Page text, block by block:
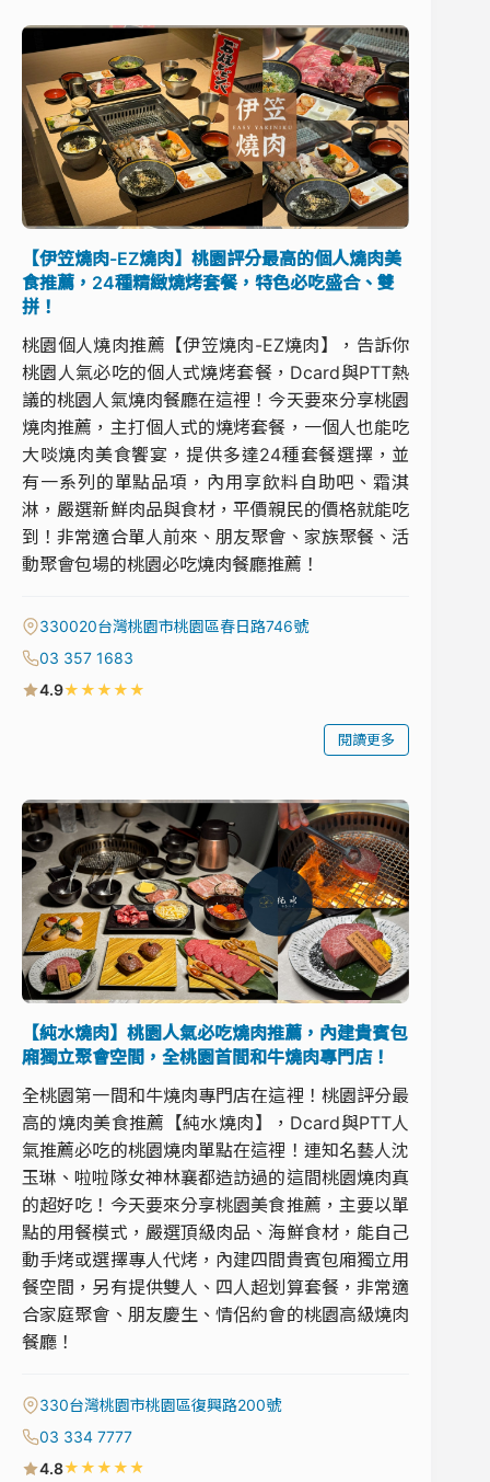
【伊笠燒肉-EZ燒肉】桃園評分最高的個人燒肉美
食推薦，24種精緻燒烤套餐，特色必吃盛合、雙
拼！
桃園個人燒肉推薦【伊笠燒肉-EZ燒肉】，告訴你
桃園人氣必吃的個人式燒烤套餐，Dcard與PTT熱
議的桃園人氣燒肉餐廳在這裡！今天要來分享桃園
燒肉推薦，主打個人式的燒烤套餐，一個人也能吃
大啖燒肉美食饗宴，提供多達24種套餐選擇，並
有一系列的單點品項，內用享飲料自助吧、霜淇
淋，嚴選新鮮肉品與食材，平價親民的價格就能吃
到！非常適合單人前來、朋友聚會、家族聚餐、活
動聚會包場的桃園必吃燒肉餐廳推薦！
330020台灣桃園市桃園區春日路746號
03 357 1683
4.9★★★★★
閱讀更多
【純水燒肉】桃園人氣必吃燒肉推薦，內建貴賓包
廂獨立聚會空間，全桃園首間和牛燒肉專門店！
全桃園第一間和牛燒肉專門店在這裡！桃園評分最
高的燒肉美食推薦【純水燒肉】，Dcard與PTT人
氣推薦必吃的桃園燒肉單點在這裡！連知名藝人沈
玉琳、啦啦隊女神林襄都造訪過的這間桃園燒肉真
的超好吃！今天要來分享桃園美食推薦，主要以單
點的用餐模式，嚴選頂級肉品、海鮮食材，能自己
動手烤或選擇專人代烤，內建四間貴賓包廂獨立用
餐空間，另有提供雙人、四人超划算套餐，非常適
合家庭聚會、朋友慶生、情侶約會的桃園高級燒肉
餐廳！
330台灣桃園市桃園區復興路200號
03 334 7777
4.8★★★★★